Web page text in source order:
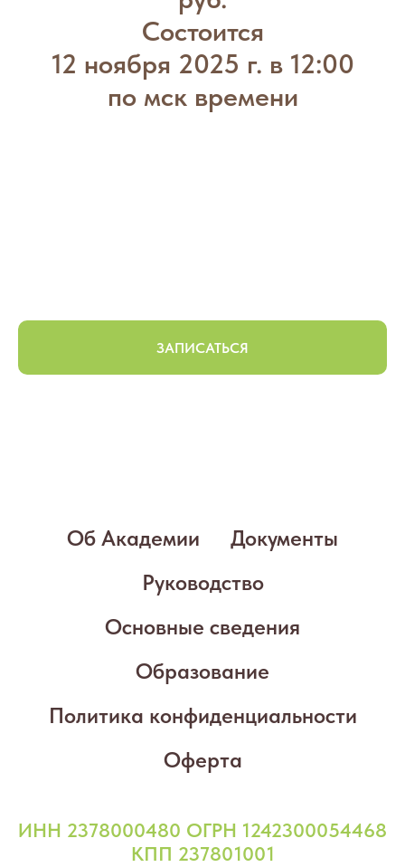
Состоится
12 ноября 2025 г. в 12:00
по мск времени
ЗАПИСАТЬСЯ
Об Академии
Документы
Руководство
Основные сведения
Образование
Политика конфиденциальности
Оферта
ИНН 2378000480 ОГРН 1242300054468
КПП 237801001